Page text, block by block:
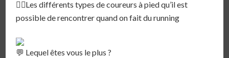
Les différents types de coureurs à pied qu’il est
possible de rencontrer quand on fait du running⁣⁣⁣
Lequel êtes vous le plus ?⁣